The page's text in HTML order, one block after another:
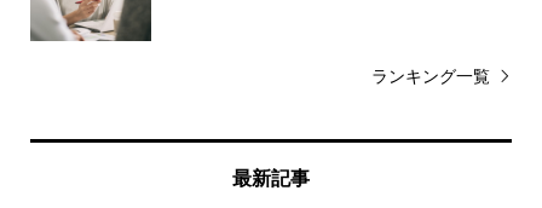
ランキング一覧
最新記事